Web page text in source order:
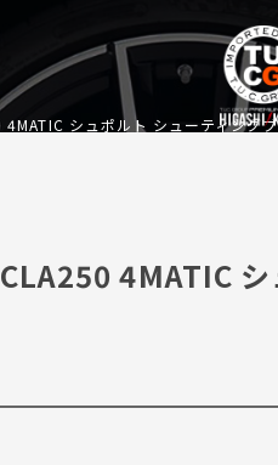
シュポルト シューティング
4MATIC シ